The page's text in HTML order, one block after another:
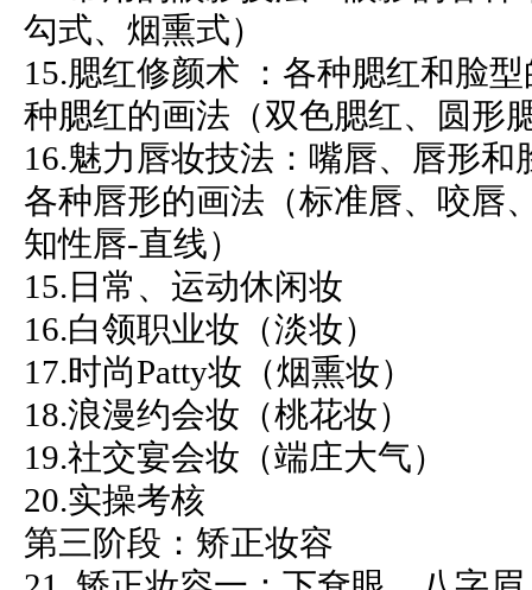
勾式、烟熏式）
15.腮红修颜术 ：各种腮红和脸
种腮红的画法（双色腮红、圆形
16.魅力唇妆技法：嘴唇、唇形
各种唇形的画法（标准唇、咬唇
知性唇-直线）
15.日常、运动休闲妆
16.白领职业妆（淡妆）
17.时尚Patty妆（烟熏妆）
18.浪漫约会妆（桃花妆）
19.社交宴会妆（端庄大气）
20.实操考核
第三阶段：矫正妆容